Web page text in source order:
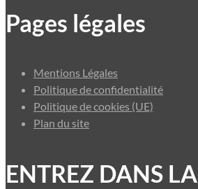
Pages légales
Mentions Légales
Politique de confidentialité
Politique de cookies (UE)
Plan du site
ENTREZ DANS LA